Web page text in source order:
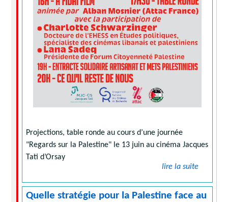
Projections, table ronde au cours d’une journée
"Regards sur la Palestine" le 13 juin au cinéma Jacques
Tati d’Orsay
lire la suite
Quelle stratégie pour la Palestine face au